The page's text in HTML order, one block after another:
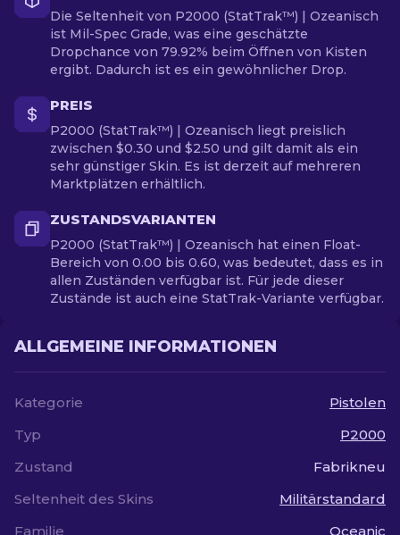
Die Seltenheit von P2000 (StatTrak™) | Ozeanisch
ist Mil-Spec Grade, was eine geschätzte
Dropchance von 79.92% beim Öffnen von Kisten
ergibt. Dadurch ist es ein gewöhnlicher Drop.
PREIS
P2000 (StatTrak™) | Ozeanisch liegt preislich
zwischen $0.30 und $2.50 und gilt damit als ein
sehr günstiger Skin. Es ist derzeit auf mehreren
Marktplätzen erhältlich.
ZUSTANDSVARIANTEN
P2000 (StatTrak™) | Ozeanisch hat einen Float-
Bereich von 0.00 bis 0.60, was bedeutet, dass es in
allen Zuständen verfügbar ist. Für jede dieser
Zustände ist auch eine StatTrak-Variante verfügbar.
ALLGEMEINE INFORMATIONEN
Kategorie
Pistolen
Typ
P2000
Zustand
Fabrikneu
Seltenheit des Skins
Militärstandard
Familie
Oceanic